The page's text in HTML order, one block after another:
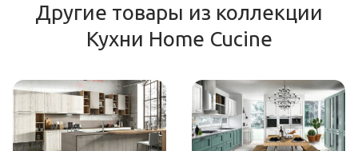
Другие товары из коллекции
Кухни Home Cucine